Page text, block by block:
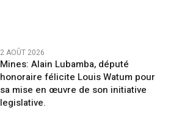
2 AOÛT 2026
Mines: Alain Lubamba, député
honoraire félicite Louis Watum pour
sa mise en œuvre de son initiative
legislative.